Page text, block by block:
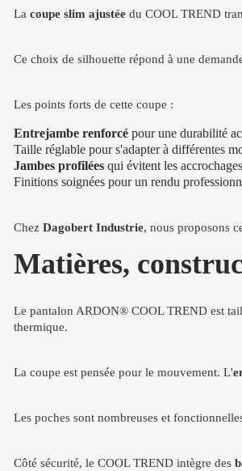
La coupe slim ajustée du COOL TREND
Ce choix de silhouette répond à une
Les points forts de cette coupe :
Entrejambe renforcé pour une durabilité
Taille réglable pour s'adapter à différentes
Jambes profilées qui évitent les
Finitions soignées pour un rendu
Chez Dagobert Industrie, nous proposons
Matières,
Le pantalon ARDON® COOL TREND est
thermique.
La coupe est pensée pour le mouvement. L'
Les poches sont nombreuses et
Côté sécurité, le COOL TREND intègre des